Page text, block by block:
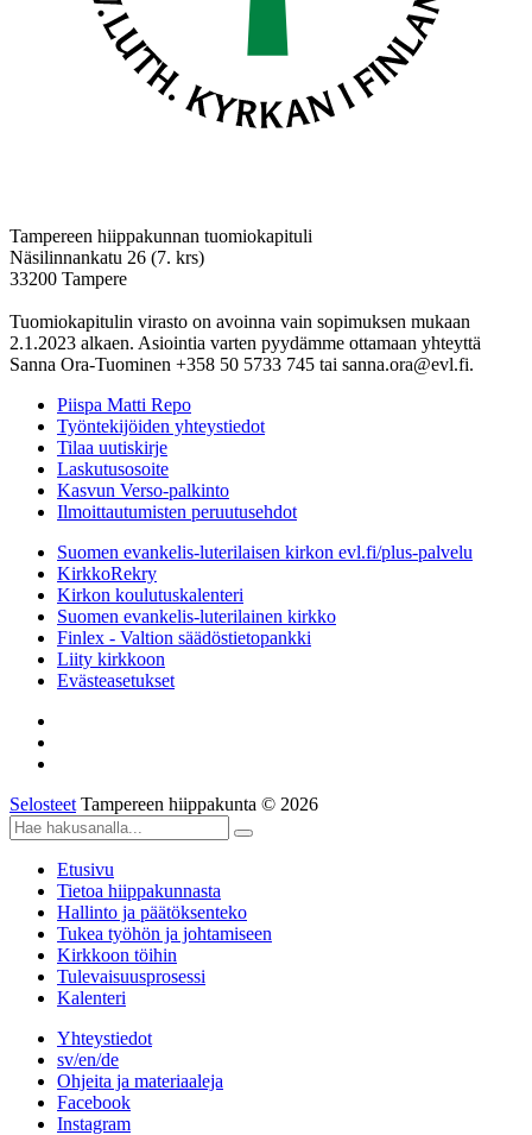
Tampereen hiippakunnan tuomiokapituli
Näsilinnankatu 26 (7. krs)
33200 Tampere
Tuomiokapitulin virasto on avoinna vain sopimuksen mukaan
2.1.2023 alkaen. Asiointia varten pyydämme ottamaan yhteyttä
Sanna Ora-Tuominen +358 50 5733 745 tai sanna.ora@evl.fi.
Piispa Matti Repo
Työntekijöiden yhteystiedot
Tilaa uutiskirje
Laskutusosoite
Kasvun Verso-palkinto
Ilmoittautumisten peruutusehdot
Suomen evankelis-luterilaisen kirkon evl.fi/plus-palvelu
KirkkoRekry
Kirkon koulutuskalenteri
Suomen evankelis-luterilainen kirkko
Finlex - Valtion säädöstietopankki
Liity kirkkoon
Evästeasetukset
Selosteet Tampereen hiippakunta © 2026
Etusivu
Tietoa hiippakunnasta
Hallinto ja päätöksenteko
Tukea työhön ja johtamiseen
Kirkkoon töihin
Tulevaisuusprosessi
Kalenteri
Yhteystiedot
sv/en/de
Ohjeita ja materiaaleja
Facebook
Instagram